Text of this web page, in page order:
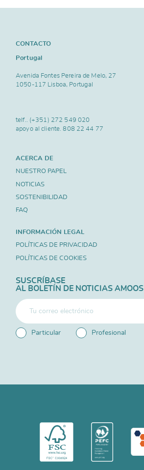
CONTACTO
Portugal
Avenida Fontes Pereira de Melo, 27
1050-117 Lisboa, Portugal
telf.. (+351) 272 549 020
apoyo al cliente.808 22 44 77
ACERCA DE
NUESTRO PAPEL
NOTICIAS
SOSTENIBILIDAD
FAQ
INFORMACIÓN LEGAL
POLÍTICAS DE PRIVACIDAD
POLÍTICAS DE COOKIES
SUSCRÍBASE
AL BOLETÍN DE NOTICIAS AMOOS
Particular Profesional